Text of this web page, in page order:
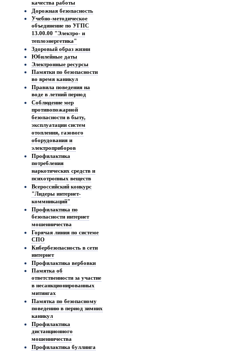
качества работы
Дорожная безопасность
Учебно-методическое
объединение по УГПС
13.00.00 "Электро- и
теплоэнергетика"
Здоровый образ жизни
Юбилейные даты
Электронные ресурсы
Памятки по безопасности
во время каникул
Правила поведения на
воде в летний период
Соблюдение мер
противопожарной
безопасности в быту,
эксплуатации систем
отопления, газового
оборудования и
электроприборов
Профилактика
потребления
наркотических средств и
психотропных веществ
Всероссийский конкурс
"Лидеры интернет-
коммникаций"
Профилактика по
безопасности интернет
мошенничества
Горячая линия по системе
СПО
Кибербезопасность в сети
интернет
Профилактика вербовки
Памятка об
ответственности за участие
в несанкционированных
митингах
Памятка по безопасному
поведению в период зимних
каникул
Профилактика
дистанционного
мошенничества
Профилактика буллинга